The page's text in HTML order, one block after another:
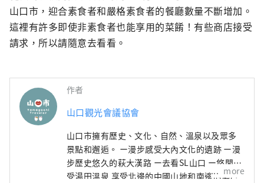
山口市，迎合素食者和嚴格素食者的餐廳數量不斷增加。
這裡有許多即使非素食者也能享用的菜餚！有些商店接受
請求，所以請隨意去看看。
作者
山口觀光會議協會
山口市擁有歷史、文化、自然、溫泉以及眾多
景點和邂逅。 ー漫步感受大內文化的遺跡 ー漫
步歷史悠久的萩大漢路 ー去看SL山口 ー悠閒享
受湯田溫泉 享受北邊的中國山地和南邊的瀨戶
more